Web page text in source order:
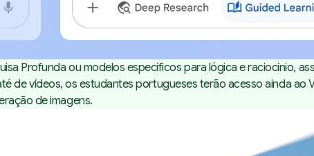
Profunda ou modelos específicos para lógica e raciocínio,
de vídeos, os estudantes portugueses terão acesso ainda
de imagens.